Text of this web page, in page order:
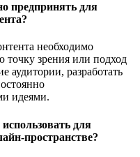
предпринять для
необходимо
точку зрения или подход
аудитории, разработать
идеями.
для
пространстве?